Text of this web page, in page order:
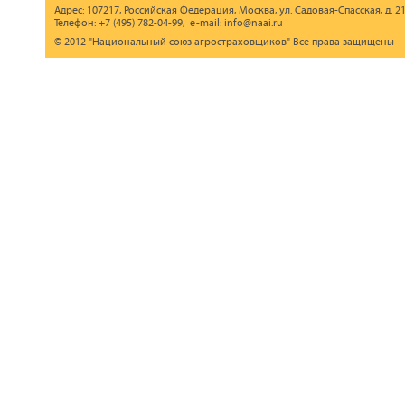
Адрес: 107217, Российская Федерация, Москва, ул. Садовая-Спасская, д.
Телефон: +7 (495) 782-04-99, e-mail: info@naai.ru
© 2012 "Национальный союз агростраховщиков" Все права защищены